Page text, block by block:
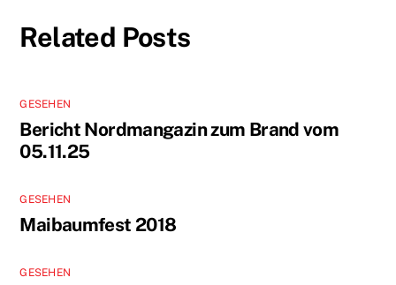
Related Posts
GESEHEN
Bericht Nordmangazin zum Brand vom
05.11.25
GESEHEN
Maibaumfest 2018
GESEHEN